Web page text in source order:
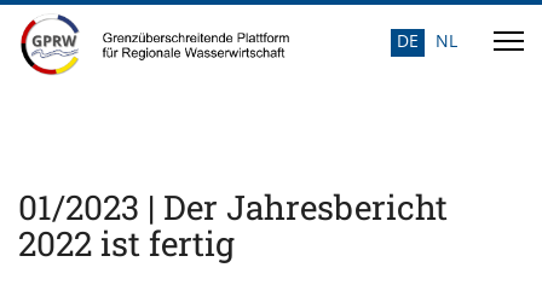
Sprache
DE NL
01/2023 | Der Jahresbericht
2022 ist fertig